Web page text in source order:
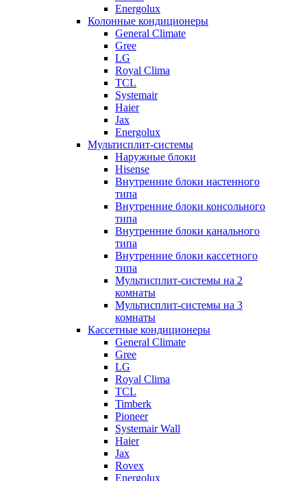
Energolux
Колонные кондиционеры
General Climate
Gree
LG
Royal Clima
TCL
Systemair
Haier
Jax
Energolux
Мультисплит-системы
Наружные блоки
Hisense
Внутренние блоки настенного
типа
Внутренние блоки консольного
типа
Внутренние блоки канального
типа
Внутренние блоки кассетного
типа
Мультисплит-системы на 2
комнаты
Мультисплит-системы на 3
комнаты
Кассетные кондиционеры
General Climate
Gree
LG
Royal Clima
TCL
Timberk
Pioneer
Systemair Wall
Haier
Jax
Rovex
Energolux